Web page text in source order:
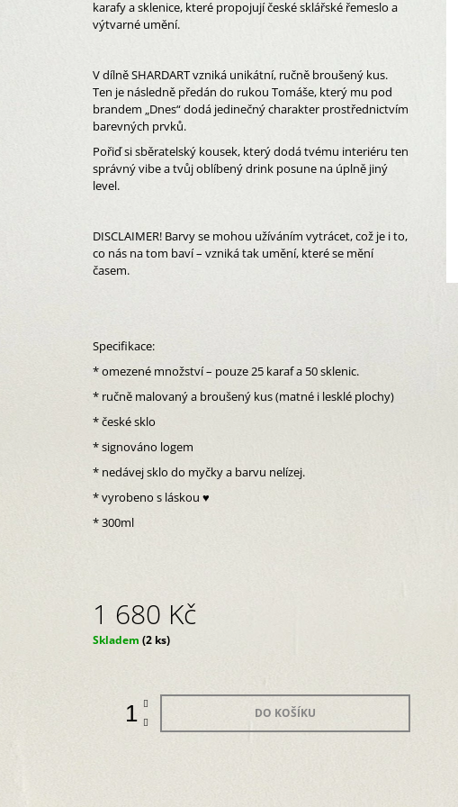
karafy a sklenice, které propojují české sklářské řemeslo a
výtvarné umění.
V dílně SHARDART vzniká unikátní, ručně broušený kus.
Ten je následně předán do rukou Tomáše, který mu pod
brandem „Dnes“ dodá jedinečný charakter prostřednictvím
barevných prvků.
Pořiď si sběratelský kousek, který dodá tvému interiéru ten
správný vibe a tvůj oblíbený drink posune na úplně jiný
level.
DISCLAIMER! Barvy se mohou užíváním vytrácet, což je i to,
co nás na tom baví – vzniká tak umění, které se mění
časem.
Specifikace:
* omezené množství – pouze 25 karaf a 50 sklenic.
* ručně malovaný a broušený kus (matné i lesklé plochy)
* české sklo
* signováno logem
* nedávej sklo do myčky a barvu nelízej.
* vyrobeno s láskou ♥
* 300ml
1 680 Kč
Měrná
Skladem (2 ks)
DO KOŠÍKU
2 390 Kč